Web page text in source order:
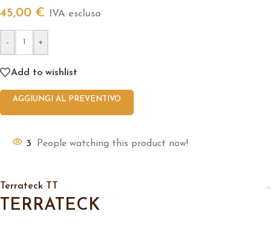
45,00 € IVA esclusa
- +
Add to wishlist
AGGIUNGI AL PREVENTIVO
3 People watching this product now!
Terrateck TT
TERRATECK